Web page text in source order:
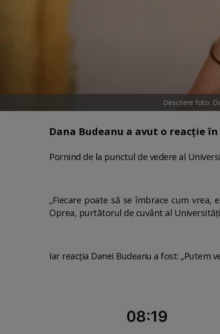
Descriere foto:
Dana Budeanu a avut o reacție
Pornind de la punctul de vedere al
„Fiecare poate să se îmbrace cum vrea,
Oprea, purtătorul de cuvânt al
Iar reacția Danei Budeanu a fost: „Putem